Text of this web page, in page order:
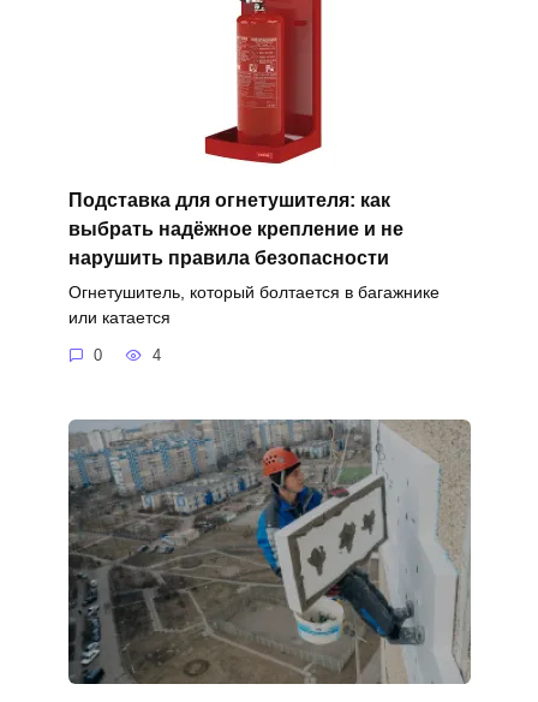
Подставка для огнетушителя: как
выбрать надёжное крепление и не
нарушить правила безопасности
Огнетушитель, который болтается в багажнике
или катается
0 4